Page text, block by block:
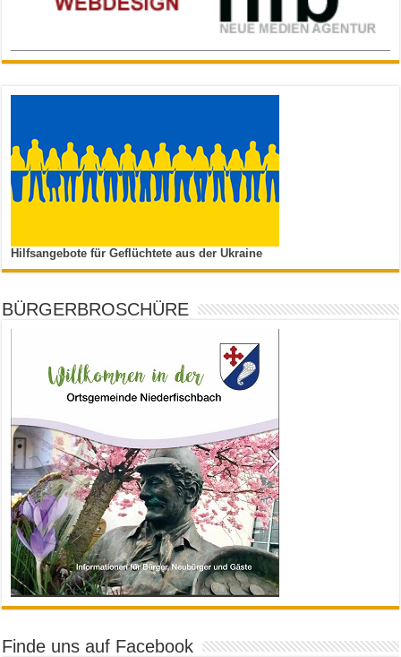
Hilfsangebote für Geflüchtete aus der Ukraine
BÜRGERBROSCHÜRE
Finde uns auf Facebook